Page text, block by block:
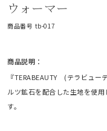
ロサブランの折りたたみ
ウォーマー
商品番号 tb-017
商品説明：
『TERABEAUTY (テラビュー
ルツ鉱石を配合した生地を使
す。